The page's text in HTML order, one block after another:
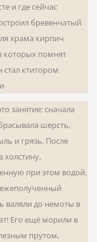
и где сейчас
бревенчатый
храма кирпич
которых помнят
стал ктитором
за­нятие: сначала
шерсть,
и грязь. После
холстину,
при этом водой.
валяли до немоты в
Его ещё морили в
прутом,